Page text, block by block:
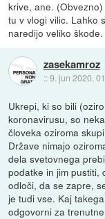
krive, ane.
tu v vlogi vilic. Lahko
naredijo veliko škode.
zasekamroz
::9. jun 2020,
Ukrepi, ki so bili
koronavirusu, so
človeka oziroma
Države nimajo
dela svetovnega
podatke in jim pustiti,
odloči, da se zapre,
je tudi vse. Kaj
odgovorni za